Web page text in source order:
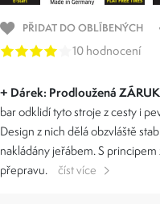
PŘIDAT DO OBLÍBENÝCH
10 hodnocení
+ Dárek: Prodloužená
bar odklidí tyto stroje z cesty i
Design z nich dělá obzvláště
nakládány jeřábem. S
přepravu.
číst více